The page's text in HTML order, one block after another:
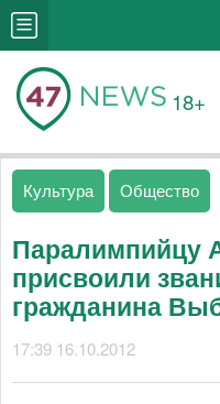
18+
Культура Общество
Паралимпийцу
присвоили
гражданина
17:39 16.10.2012